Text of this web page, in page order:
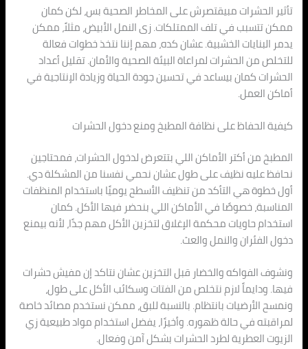
تأثير الحشرات مبيقتصرش على المخاطر الصحية بس، لكن كمان
ممكن تتسبب في تلف الممتلكات. زى النمل الأبيض، مثلاً، ممكن
يدمر البنايات الخشبية. عشان كده، مهم إننا نتخذ خطوات فعالة
للتخلص من الحشرات لمراعاة البيئة الصحية والأمان. تقليل أعداد
الحشرات كمان بيساعد في تحسين جودة الحياة وزيادة الإنتاجية في
أماكن العمل.
كيفية الحفاظ على نظافة المطبخ ومنع دخول الحشرات
المطبخ من أكتر الأماكن اللي بتتعرض لدخول الحشرات، فمحتاجين
نحافظ عليه نظيف على طول عشان نحمي نفسنا من المشكلة دي.
أول خطوة هي التأكد من تنظيف الأسطح يوميًا باستخدام المنظفات
المناسبة، خصوصًا في الأماكن اللي بنحضر فيها الأكل. كمان
استخدام حاويات محكمة الإغلاق لتخزين الأكل مهم جدًا، لأنه بيمنع
دخول الفئران والنمل والعث.
ونشوف الفواكه والخضار قبل التخزين عشان نتاكد إن مفيش حشرات
فيها. ودايماً لازم نتخلص من الفتات وسكائب الأكل على طول،
ونمسح الأرضيات بانتظام. بالنسبة للبق، ممكن نستخدم مصائد خاصة
لمراقبته في حالة ظهوره. وأخيرًا، يفضل استخدام مواد طبيعية زي
الزيوت العطرية لطرد الحشرات بشكل آمن وفعال.